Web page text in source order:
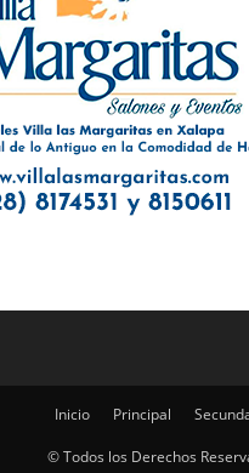
Inicio Principal
© Todos los Derechos